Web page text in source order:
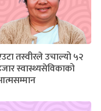
तस्वीरले उचाल्यो ५२
स्वास्थ्यसेविकाको